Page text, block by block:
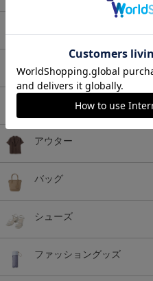
ワンピース
セットアップ
アウター
バッグ
シューズ
ファッショングッズ